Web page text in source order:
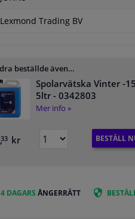
Lexmond Trading BV
beställde även…
Spolarvätska Vinter -15
5ltr - 0342803
Mer info »
33 kr BESTÄLL
DAGARS ÅNGERRÄTT